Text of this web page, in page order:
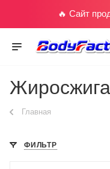
🔥 Сайт
Главная
ФИЛЬТР